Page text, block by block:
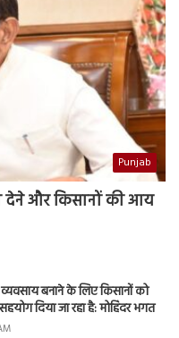
Punjab
देने और किसानों की आय
बनाने के लिए किसानों को
दिया जा रहा है: मोहिंदर भगत